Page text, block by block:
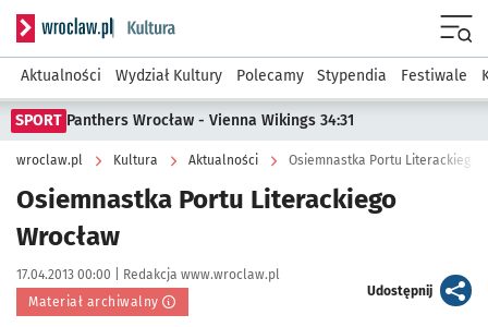
Serwis informacyjny wroclaw.pl podserwis: Kultura
Aktualności Wydział Kultury Polecamy Stypendia Festiwale
SPORT Panthers Wrocław - Vienna Wikings 34:31
wroclaw.pl Kultura Aktualności Osiemnastka Portu Literackiego
Osiemnastka Portu Literackiego
Wrocław
Data publikacji:
17.04.2013 00:00 | Autor:
Redakcja www.wroclaw.pl
Materiał archiwalny
Udostępnijartykuł